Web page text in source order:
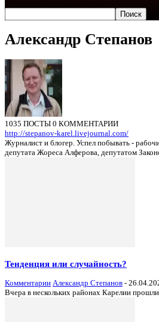
Александр Степанов
1035 ПОСТЫ 0 КОММЕНТАРИИ
http://stepanov-karel.livejournal.com/
Журналист и блогер. Успел побывать -
депутата Жореса Алферова, депутатом
Тенденция или случайность?
Комментарии Александр Степанов -
Вчера в нескольких районах Карелии